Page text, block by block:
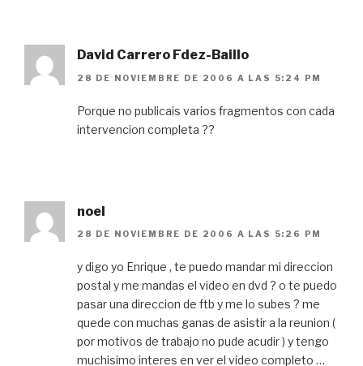
David Carrero Fdez-Baillo
28 DE NOVIEMBRE DE 2006 A LAS 5:24 PM
Porque no publicais varios fragmentos con cada
intervencion completa ??
noel
28 DE NOVIEMBRE DE 2006 A LAS 5:26 PM
y digo yo Enrique , te puedo mandar mi direccion
postal y me mandas el video en dvd ? o te puedo
pasar una direccion de ftb y me lo subes ? me
quede con muchas ganas de asistir a la reunion (
por motivos de trabajo no pude acudir ) y tengo
muchisimo interes en ver el video completo …